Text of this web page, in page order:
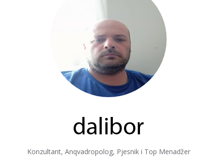
Konzultant, Anqvadropolog, Pjesnik i Top Menadžer